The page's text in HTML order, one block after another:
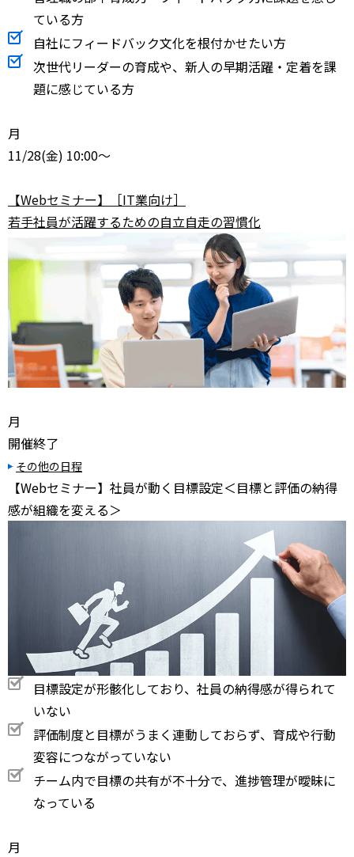
ている方
自社にフィードバック文化を根付かせたい方
次世代リーダーの育成や、新人の早期活躍・定着を課
題に感じている方
月
11/28(金) 10:00～
【Webセミナー】［IT業向け］
若手社員が活躍するための自立自走の習慣化
月
開催終了
その他の日程
【Webセミナー】社員が動く目標設定＜目標と評価の納得
感が組織を変える＞
目標設定が形骸化しており、社員の納得感が得られて
いない
評価制度と目標がうまく連動しておらず、育成や行動
変容につながっていない
チーム内で目標の共有が不十分で、進捗管理が曖昧に
なっている
月